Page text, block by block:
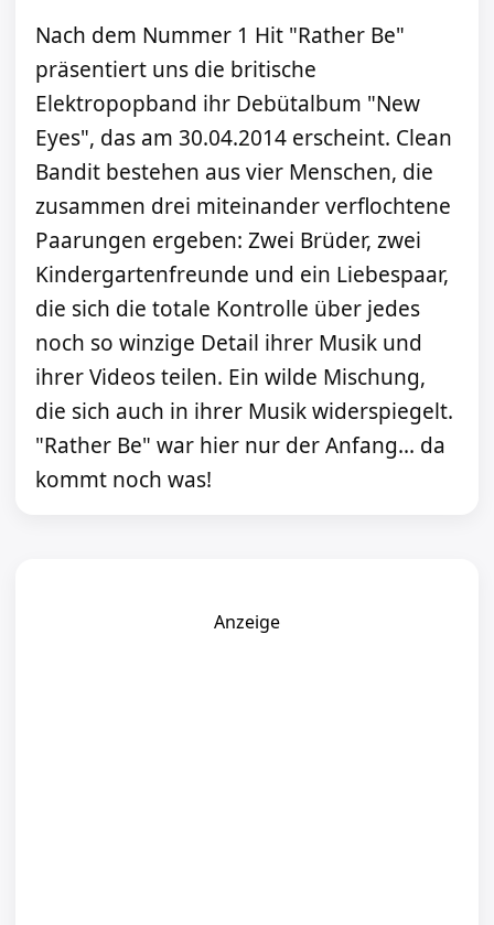
Nach dem Nummer 1 Hit "Rather Be"
präsentiert uns die britische
Elektropopband ihr Debütalbum "New
Eyes", das am 30.04.2014 erscheint. Clean
Bandit bestehen aus vier Menschen, die
zusammen drei miteinander verflochtene
Paarungen ergeben: Zwei Brüder, zwei
Kindergartenfreunde und ein Liebespaar,
die sich die totale Kontrolle über jedes
noch so winzige Detail ihrer Musik und
ihrer Videos teilen. Ein wilde Mischung,
die sich auch in ihrer Musik widerspiegelt.
"Rather Be" war hier nur der Anfang... da
kommt noch was!
Anzeige